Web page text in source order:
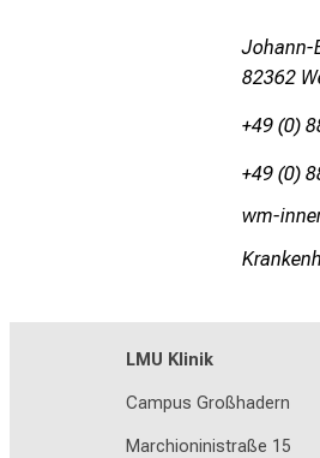
Johann-
82362
+49 (0)
+49 (0)
LMU Klinik
Campus Großhadern
Marchioninistraße 15